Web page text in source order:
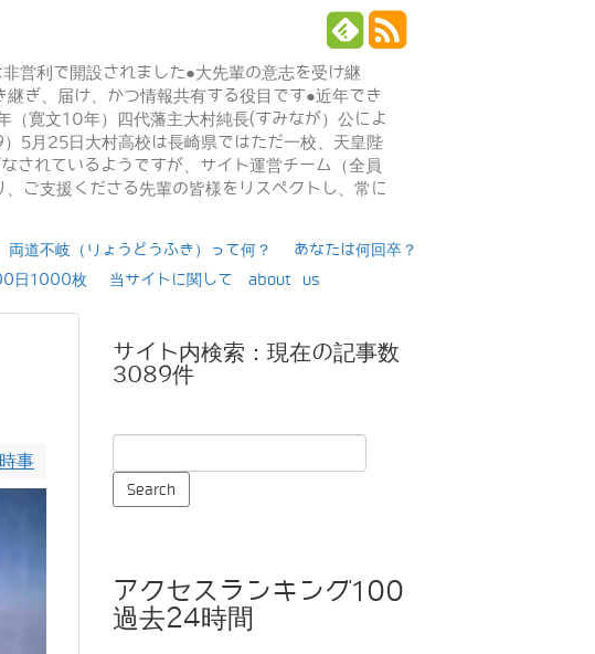
利で開設されました●大先輩の意志を受け継
ぎ、届け、かつ情報共有する役目です●近年でき
寛文10年）四代藩主大村純長(すみなが）公によ
5月25日大村高校は長崎県ではただ一校、天皇陛
されているようですが、サイト運営チーム（全員
ご支援くださる先輩の皆様をリスペクトし、常に
両道不岐（りょうどうふき）って何？
あなたは何回卒？
日1000枚 当サイトに関して about us
時事
サイト内検索：現在の記事数
3089件
アクセスランキング100
過去24時間